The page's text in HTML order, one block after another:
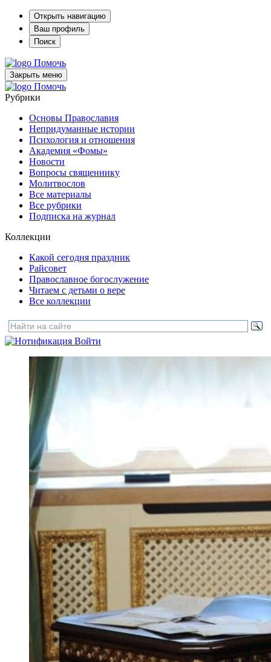
Открыть навигацию
Ваш профиль
Поиск
Помочь
Закрыть меню
Помочь
Рубрики
Основы Православия
Непридуманные истории
Психология и отношения
Академия «Фомы»
Новости
Вопросы священнику
Молитвослов
Все материалы
Все рубрики
Подписка на журнал
Коллекции
Какой сегодня праздник
Райсовет
Православное богослужение
Читаем с детьми о вере
Все коллекции
Войти